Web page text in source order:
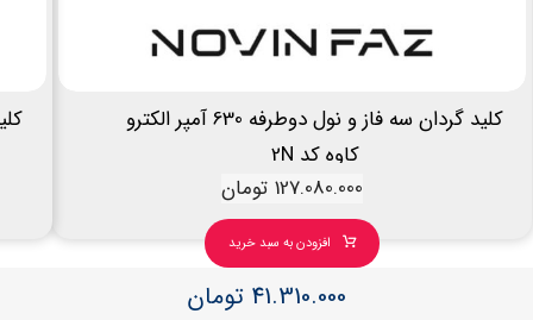
کلید گردان سه فاز و نول دوطرفه 630 آمپر الکترو
کاوه کد 2N
127.080.000 تومان
افزودن به سبد خرید
41.310.000 تومان